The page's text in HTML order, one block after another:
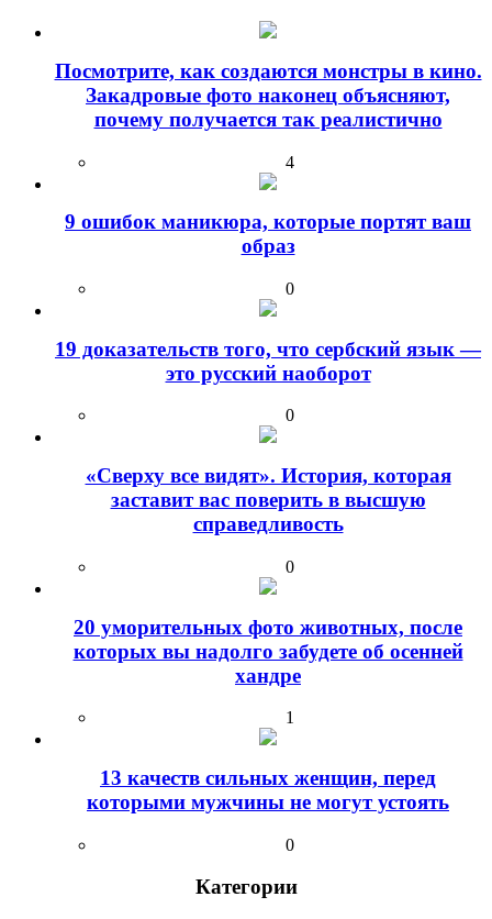
Посмотрите, как создаются монстры в кино.
Закадровые фото наконец объясняют,
почему получается так реалистично
4
9 ошибок маникюра, которые портят ваш
образ
0
19 доказательств того, что сербский язык —
это русский наоборот
0
«Сверху все видят». История, которая
заставит вас поверить в высшую
справедливость
0
20 уморительных фото животных, после
которых вы надолго забудете об осенней
хандре
1
13 качеств сильных женщин, перед
которыми мужчины не могут устоять
0
Категории